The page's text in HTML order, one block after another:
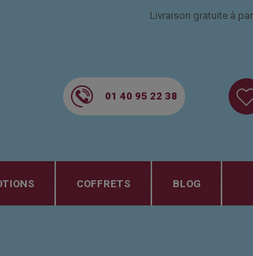
Livraison gratuite à
01 40 95 22 38
COFFRETS BLOG